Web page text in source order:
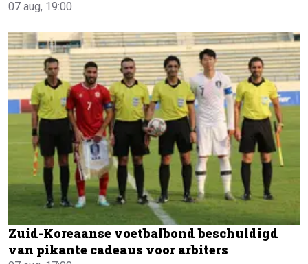
07 aug, 19:00
Zuid-Koreaanse voetbalbond beschuldigd
van pikante cadeaus voor arbiters